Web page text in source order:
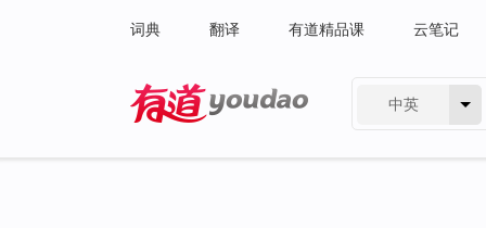
词典 翻译 有道精品课 云笔记
中英